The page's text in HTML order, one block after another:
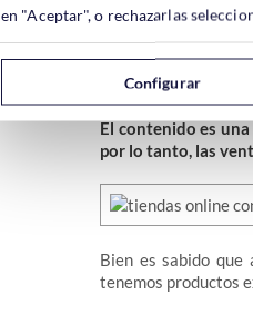
Si tenemos
correctamente toda
esta forma, los
sobre los productos.
El contenido es
por lo tanto, las
Bien es sabido
tenemos productos
en "Aceptar", o rechazarlas
Configurar